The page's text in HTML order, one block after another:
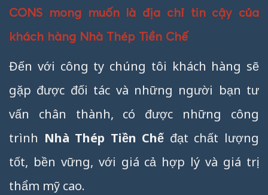
CONS mong muốn là địa chỉ tin cậy của
khách hàng Nhà Thép Tiền Chế
Đến với công ty chúng tôi khách hàng sẽ
gặp được đối tác và những người bạn tư
vấn chân thành, có được những công
trình Nhà Thép Tiền Chế đạt chất lượng
tốt, bền vững, với giá cả hợp lý và giá trị
thẩm mỹ cao.